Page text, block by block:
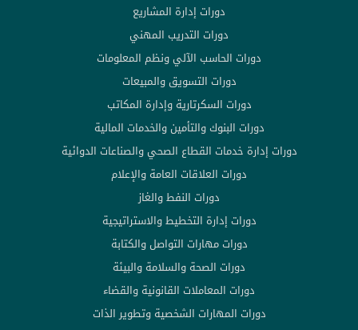
دورات إدارة المشاريع
دورات التدريب المهني
دورات الحاسب الآلي ونظم المعلومات
دورات التسويق والمبيعات
دورات السكرتارية وإدارة المكاتب
دورات البنوك والتأمين والخدمات المالية
دورات إدارة خدمات القطاع الصحي والصناعات الدوائية
دورات العلاقات العامة والإعلام
دورات النفط والغاز
دورات إدارة التخطيط والاستراتيجية
دورات مهارات التواصل والكتابة
دورات الصحة والسلامة والبيئة
دورات المعاملات القانونية والقضاء
دورات المهارات الشخصية وتطوير الذات